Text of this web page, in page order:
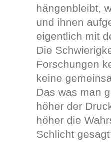
hängenbleibt,
und ihnen
eigentlich mit
Die
Forschungen
keine
Das was man
höher der
höher die
Schlicht